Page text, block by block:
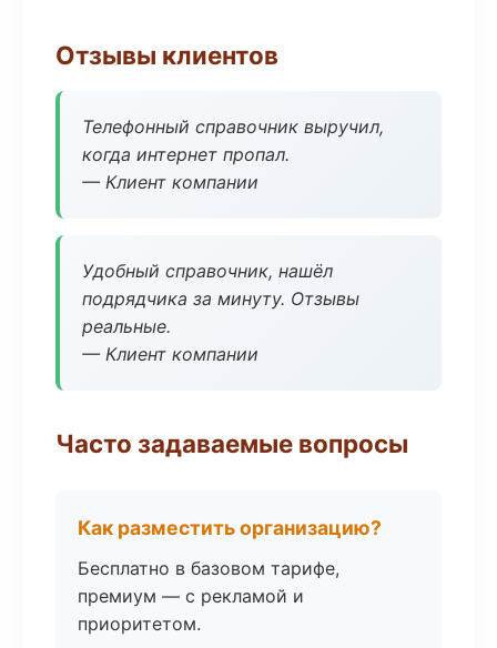
Отзывы клиентов
Телефонный справочник выручил,
когда интернет пропал.
— Клиент компании
Удобный справочник, нашёл
подрядчика за минуту. Отзывы
реальные.
— Клиент компании
Часто задаваемые вопросы
Как разместить организацию?
Бесплатно в базовом тарифе,
премиум — с рекламой и
приоритетом.